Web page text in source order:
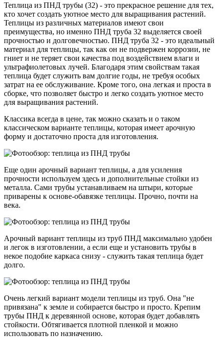
Теплица из ПНД трубы (32) - это прекрасное решение для тех,
кто хочет создать уютное место для выращивания растений.
Теплицы из различных материалов имеют свои
преимущества, но именно ПНД труба 32 выделяется своей
прочностью и долговечностью. ПНД труба 32 - это идеальный
материал для теплицы, так как он не подвержен коррозии, не
гниет и не теряет свои качества под воздействием влаги и
ультрафиолетовых лучей. Благодаря этим свойствам такая
теплица будет служить вам долгие годы, не требуя особых
затрат на ее обслуживание. Кроме того, она легкая и проста в
сборке, что позволяет быстро и легко создать уютное место
для выращивания растений.
Классика всегда в цене, так можно сказать и о таком
классическом варианте теплицы, которая имеет арочную
форму и достаточно проста для изготовления.
Еще один арочный вариант теплицы, а для усиления
прочности используем здесь и дополнительные стойки из
металла. Сами трубы устанавливаем на штыри, которые
приварены к основе-обавязке теплицы. Прочно, почти на
века.
Арочный вариант теплицы из труб ПНД максимально удобен
и легок в изготовлении, а если еще и установить трубы в
некое подобие каркаса снизу - служить такая теплица будет
долго.
Очень легкий вариант модели теплицы из труб. Она "не
привязана" к земле и собирается быстро и просто. Крепим
трубы ПНД к деревянной основе, которая будет добавлять
стойкости. Обтягивается плотной пленкой и можно
использовать по назначению.